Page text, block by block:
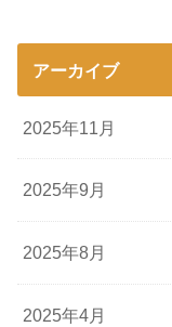
アーカイブ
2025年11月
2025年9月
2025年8月
2025年4月